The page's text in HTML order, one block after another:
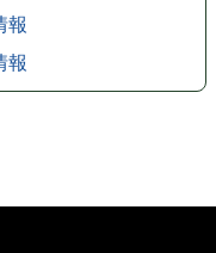
報
報